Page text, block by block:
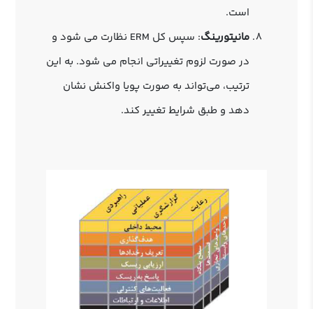
است.
مانیتورینگ
: سپس کل ERM نظارت می ‌شود و
در صورت لزوم تغییراتی انجام می ‌شود. به این
ترتیب، می‌تواند به صورت پویا واکنش نشان
دهد و طبق شرایط تغییر کند.